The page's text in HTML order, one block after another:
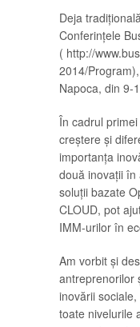
Deja
Conferințele
( http://
2014/
Napoca, din 9-
În cadrul
creștere și
importanța
două inovații în
soluții bazate
CLOUD, pot
IMM-urilor în
Am vorbit și
antreprenorilor
inovării
toate nivelurile